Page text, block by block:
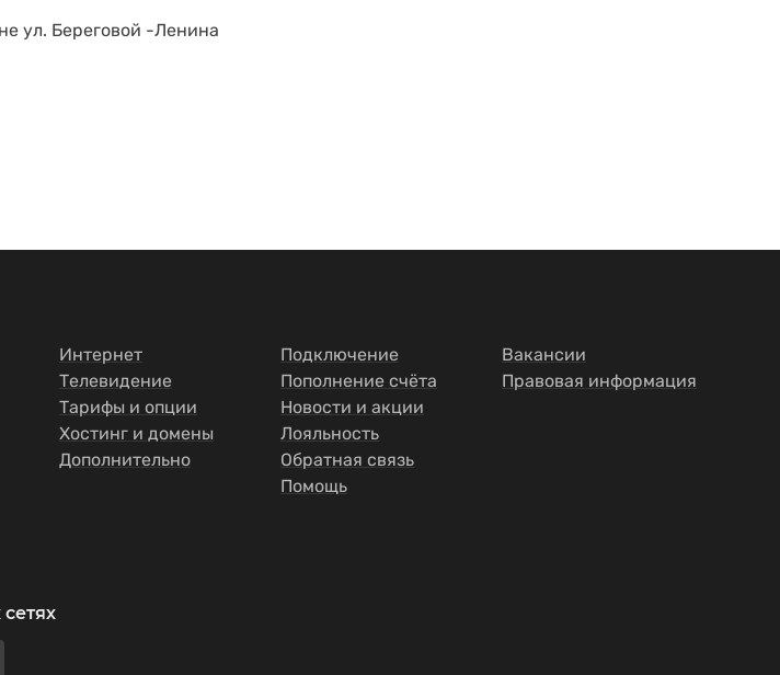
ул. Береговой -Ленина
Интернет
Телевидение
Тарифы и опции
Хостинг и домены
Дополнительно
Подключение
Пополнение счёта
Новости и акции
Лояльность
Обратная связь
Помощь
Вакансии
Правовая информация